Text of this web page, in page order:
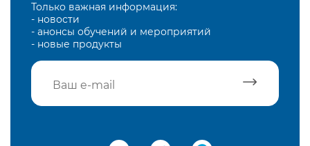
Только важная информация:
- новости
- анонсы обучений и мероприятий
- новые продукты